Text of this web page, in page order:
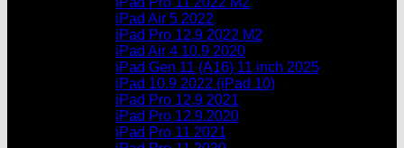
iPad Air 5 2022
iPad Pro 12.9 2022 M2
iPad Air 4 10.9 2020
iPad Gen 11 (A16) 11 inch 2025
iPad 10.9 2022 (iPad 10)
iPad Pro 12.9 2021
iPad Pro 12.9.2020
iPad Pro 11 2021